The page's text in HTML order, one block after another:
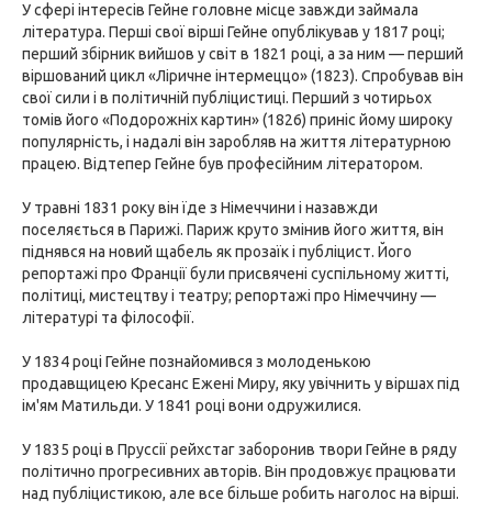
У сфері інтересів Гейне головне місце завжди займала
література. Перші свої вірші Гейне опублікував у 1817 році;
перший збірник вийшов у світ в 1821 році, а за ним — перший
віршований цикл «Ліричне інтермеццо» (1823). Спробував він
свої сили і в політичній публіцистиці. Перший з чотирьох
томів його «Подорожніх картин» (1826) приніс йому широку
популярність, і надалі він заробляв на життя літературною
працею. Відтепер Гейне був професійним літератором.
У травні 1831 року він їде з Німеччини і назавжди
поселяється в Парижі. Париж круто змінив його життя, він
піднявся на новий щабель як прозаїк і публіцист. Його
репортажі про Франції були присвячені суспільному житті,
політиці, мистецтву і театру; репортажі про Німеччину —
літературі та філософії.
У 1834 році Гейне познайомився з молоденькою
продавщицею Кресанс Ежені Миру, яку увічнить у віршах під
ім'ям Матильди. У 1841 році вони одружилися.
У 1835 році в Пруссії рейхстаг заборонив твори Гейне в ряду
політично прогресивних авторів. Він продовжує працювати
над публіцистикою, але все більше робить наголос на вірші.